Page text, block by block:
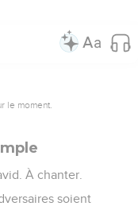
le moment.
À chanter.
soient